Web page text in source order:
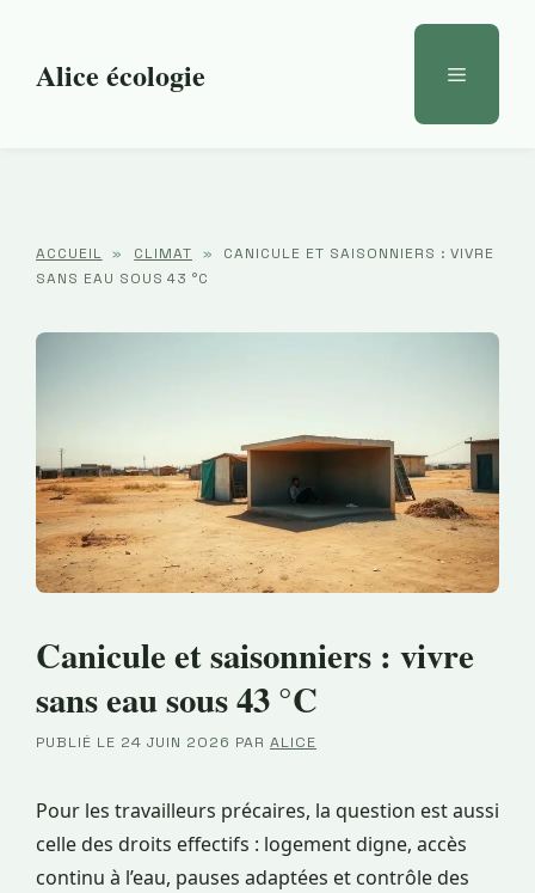
contenuAlice écologie Menu
ACCUEIL » CLIMAT »
CANICULE ET SAISONNIERS : VIVRE
SANS EAU SOUS 43 °C
Canicule et saisonniers : vivre
sans eau sous 43 °C
PUBLIÉ LE 24 JUIN 2026 PAR ALICE
Pour les travailleurs précaires, la question est aussi
celle des droits effectifs : logement digne, accès
continu à l’eau, pauses adaptées et contrôle des